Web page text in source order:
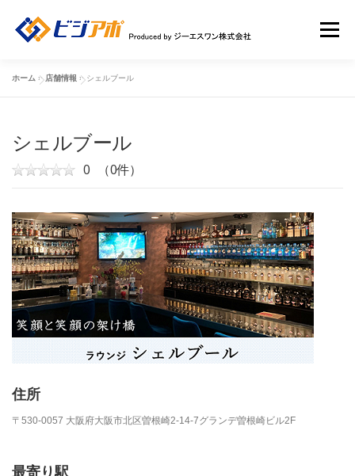
メニュー
店舗広告一覧 新規ユーザー登録申請
ホーム »店舗情報 »シェルブール
シェルブール
0 （0件）
住所
〒530-0057 大阪府大阪市北区曽根崎2-14-7グランデ曽根崎ビル2F
最寄り駅